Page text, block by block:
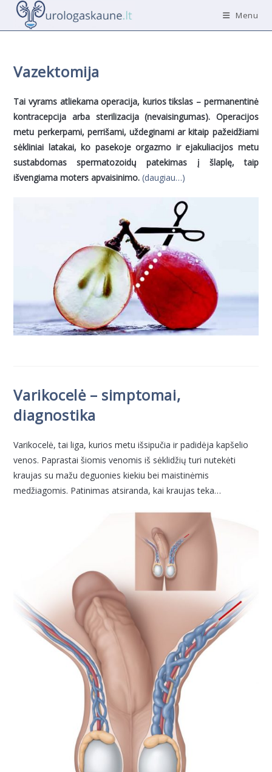
Menu
Vazektomija
Tai vyrams atliekama operacija, kurios tikslas – permanentinė
kontracepcija arba sterilizacija (nevaisingumas). Operacijos
metu perkerpami, perrišami, uždeginami ar kitaip pažeidžiami
sėkliniai latakai, ko pasekoje orgazmo ir ejakuliacijos metu
sustabdomas spermatozoidų patekimas į šlaplę, taip
išvengiama moters apvaisinimo. (daugiau…)
Varikocelė – simptomai,
diagnostika
Varikocelė, tai liga, kurios metu išsipučia ir padidėja kapšelio
venos. Paprastai šiomis venomis iš sėklidžių turi nutekėti
kraujas su mažu deguonies kiekiu bei maistinėmis
medžiagomis. Patinimas atsiranda, kai kraujas teka…